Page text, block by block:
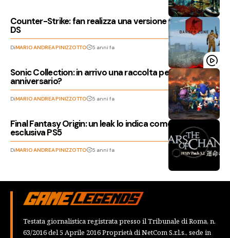
Counter-Strike: fan realizza una versione per Nintendo
DS
DiMARIO ANDREA PINIZZOTTO 5 anni fa
Sonic Collection: in arrivo una raccolta per il 30esimo
anniversario?
DiMARIO ANDREA PINIZZOTTO 5 anni fa
Final Fantasy Origin: un leak lo indica come soulslike in
esclusiva PS5
DiMARIO ANDREA PINIZZOTTO 5 anni fa
Testata giornalistica registrata presso il Tribunale di Roma, n.
63/2016 del 5 Aprile 2016 Proprietà di NetCom S.r.l.s., sede in